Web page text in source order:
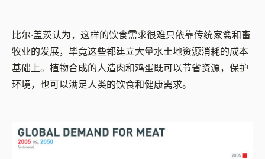
比尔·盖茨认为，这样的饮食需求很难只依靠传统家禽和畜
牧业的发展，毕竟这些都建立大量水土地资源消耗的成本
基础上。植物合成的人造肉和鸡蛋既可以节省资源，保护
环境，也可以满足人类的饮食和健康需求。